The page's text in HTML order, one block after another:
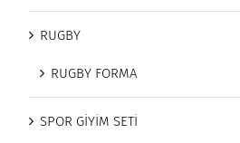
RUGBY
RUGBY FORMA
SPOR GİYİM SETİ